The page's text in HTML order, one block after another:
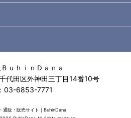
ｕｈｉｎＤａｎａ
代田区外神田三丁目14番10号
03-6853-7771
通販・販売サイト｜BuhinDana